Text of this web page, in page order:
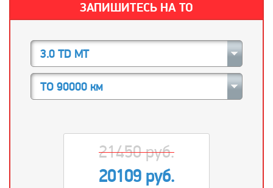
ЗАПИШИТЕСЬ НА ТО
3.0 TD MT
ТО 90000 км
21450 руб.
20109 руб.